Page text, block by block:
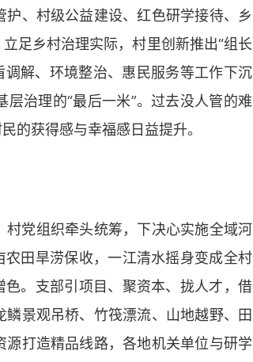
、村级公益建设、红色研学接待、乡
足乡村治理实际，村里创新推出“组长
解、环境整治、惠民服务等工作下沉
治理的“最后一米”。过去没人管的难
的获得感与幸福感日益提升。
党组织牵头统筹，下决心实施全域河
田旱涝保收，一江清水摇身变成全村
。支部引项目、聚资本、拢人才，借
景观吊桥、竹筏漂流、山地越野、田
打造精品线路，各地机关单位与研学